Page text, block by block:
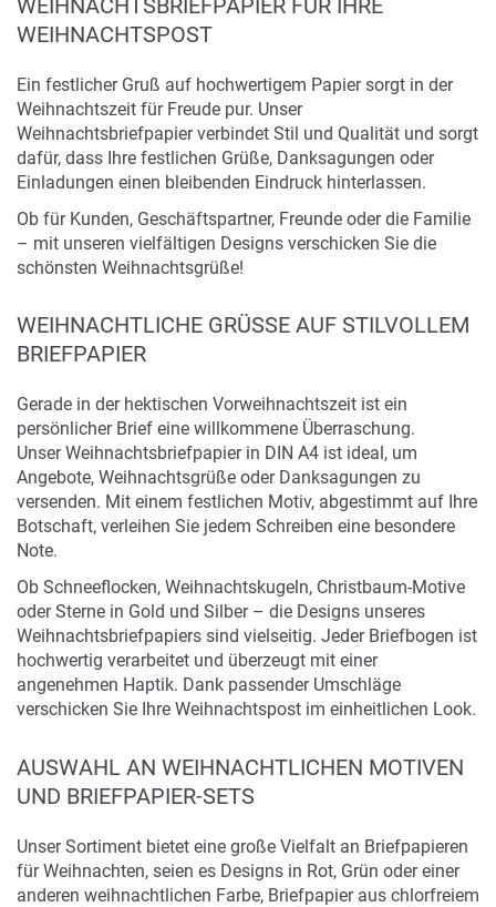
WEIHNACHTSPOST
Ein festlicher Gruß auf hochwertigem Papier sorgt in der
Weihnachtszeit für Freude pur. Unser
Weihnachtsbriefpapier verbindet Stil und Qualität und sorgt
dafür, dass Ihre festlichen Grüße, Danksagungen oder
Einladungen einen bleibenden Eindruck hinterlassen.
Ob für Kunden, Geschäftspartner, Freunde oder die Familie
– mit unseren vielfältigen Designs verschicken Sie die
schönsten Weihnachtsgrüße!
WEIHNACHTLICHE GRÜSSE AUF STILVOLLEM B
RIEFPAPIER
Gerade in der hektischen Vorweihnachtszeit ist ein
persönlicher Brief eine willkommene Überraschung.
Unser Weihnachtsbriefpapier in DIN A4 ist ideal, um
Angebote, Weihnachtsgrüße oder Danksagungen zu
versenden. Mit einem festlichen Motiv, abgestimmt auf Ihre
Botschaft, verleihen Sie jedem Schreiben eine besondere
Note.
Ob Schneeflocken, Weihnachtskugeln, Christbaum-Motive
oder Sterne in Gold und Silber – die Designs unseres
Weihnachtsbriefpapiers sind vielseitig. Jeder Briefbogen ist
hochwertig verarbeitet und überzeugt mit einer
angenehmen Haptik. Dank passender Umschläge
verschicken Sie Ihre Weihnachtspost im einheitlichen Look.
AUSWAHL AN WEIHNACHTLICHEN MOTIVEN
UND BRIEFPAPIER-SETS
Unser Sortiment bietet eine große Vielfalt an Briefpapieren
für Weihnachten, seien es Designs in Rot, Grün oder einer
anderen weihnachtlichen Farbe, Briefpapier aus chlorfreiem